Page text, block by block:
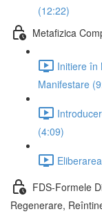
(12:22)
Metafizica
Initiere în
Manifestare
(4:09)
FDS-Formele
Regenerare,